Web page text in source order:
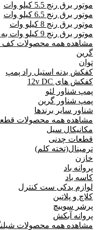
موتور برق رنج 5.5 کیلو وات
موتور برق رنج 6.5 کیلو وات
موتور برق رنج 8 کیلو وات
موتور برق رنج 9 کیلو وات به بالا
مشاهده همه محصولات
گرین
توان
کفکش بدنه استیل راد پمپ
کفکش های 12v DC
پمپ شناور لئو
پمپ شناور گرین
شناور سایر برندها
مشاهده همه محصولات
مکانیکال سیل
قطعات چدنی
ترمینال(تخته کلم)
خازن
پروانه باد
کاسه باد
لوازم یدکی ست کنترل
کلاچ و پلاتین
پرشر سوییچ
پروانه آبکش
مشاهده همه محصولات